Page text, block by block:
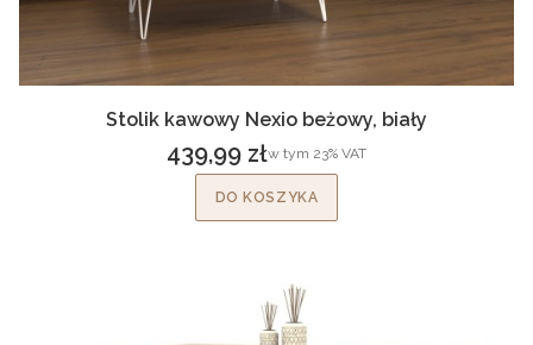
Stolik kawowy Nexio beżowy, biały
Cena brutto
439,99 złw tym %s VAT
w tym 23% VAT
DO KOSZYKA